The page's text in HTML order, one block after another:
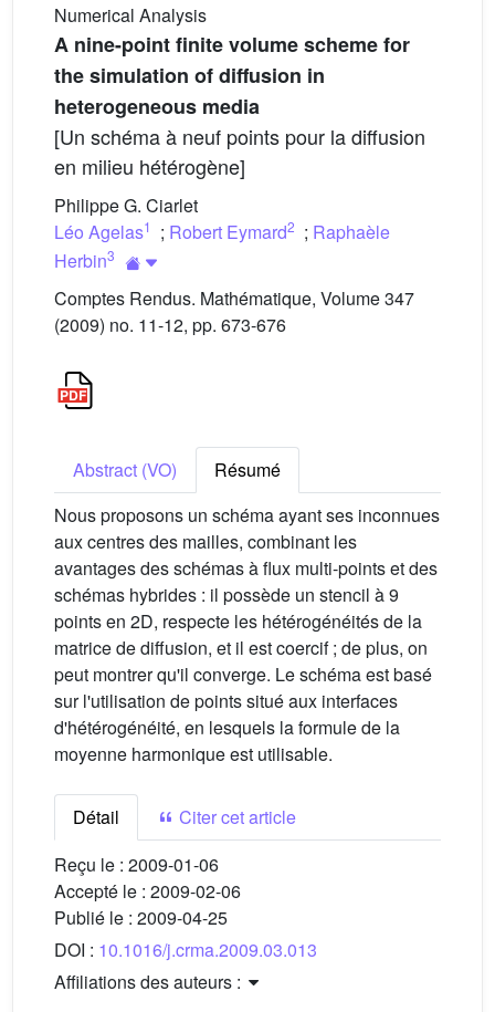
Numerical Analysis
A nine-point finite volume scheme for
the simulation of diffusion in
heterogeneous media
[Un schéma à neuf points pour la diffusion
en milieu hétérogène]
Philippe G. Ciarlet
Léo Agelas1 ; Robert Eymard2 ; Raphaèle
Herbin3
Comptes Rendus. Mathématique, Volume 347
(2009) no. 11-12, pp. 673-676
Abstract (VO)
Résumé
Nous proposons un schéma ayant ses inconnues
aux centres des mailles, combinant les
avantages des schémas à flux multi-points et des
schémas hybrides : il possède un stencil à 9
points en 2D, respecte les hétérogénéités de la
matrice de diffusion, et il est coercif ; de plus, on
peut montrer qu'il converge. Le schéma est basé
sur l'utilisation de points situé aux interfaces
d'hétérogénéité, en lesquels la formule de la
moyenne harmonique est utilisable.
Détail
Citer cet article
Reçu le : 2009-01-06
Accepté le : 2009-02-06
Publié le : 2009-04-25
DOI : 10.1016/j.crma.2009.03.013
Affiliations des auteurs :